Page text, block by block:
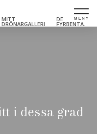
MITT
DRÖNARGALLERI
DE
FYRBENTA.
i dessa grad